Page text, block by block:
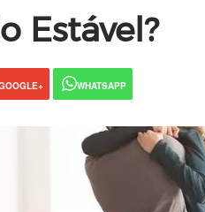
Estável?
WHATSAPP